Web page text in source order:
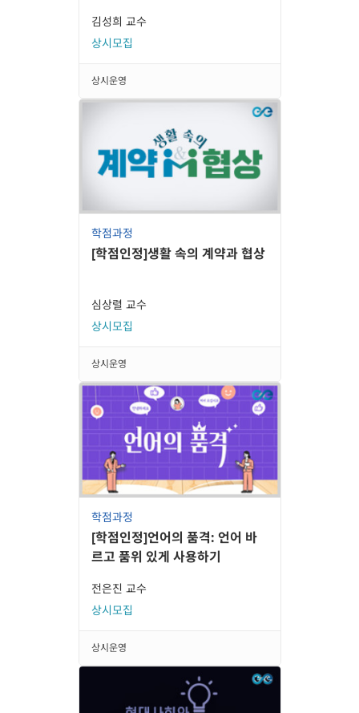
김성희 교수
상시모집
상시운영
학점과정
[학점인정]생활 속의 계약과 협상
심상렬 교수
상시모집
상시운영
학점과정
[학점인정]언어의 품격: 언어 바
르고 품위 있게 사용하기
전은진 교수
상시모집
상시운영